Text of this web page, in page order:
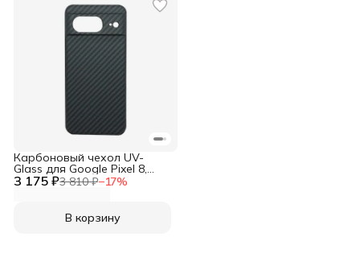
3 175 ₽3 810 ₽−17%
Карбоновый чехол UV-
Glass для Google Pixel 8,
черный
В корзину